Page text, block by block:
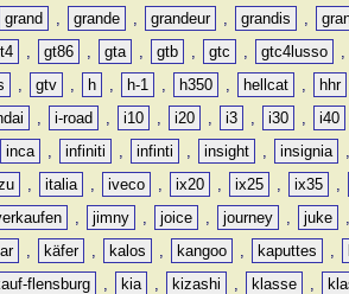
grand , grande , grandeur , grandis ,
, gt86 , gta , gtb , gtc , gtc4lusso ,
, gtv , h , h-1 , h350 , hellcat , hhr
, i-road , i10 , i20 , i3 , i30 , i40
inca , infiniti , infinti , insight , insignia ,
, italia , iveco , ix20 , ix25 , ix35 ,
, jimny , joice , journey , juke ,
, käfer , kalos , kangoo , kaputtes ,
flensburg , kia , kizashi , klasse ,